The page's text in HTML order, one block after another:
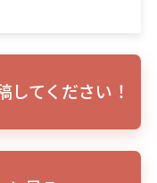
してください！